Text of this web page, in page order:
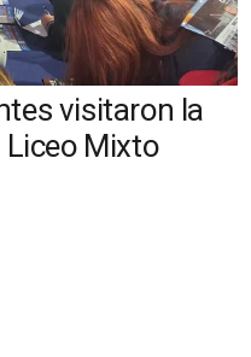
visitaron la
Liceo Mixto